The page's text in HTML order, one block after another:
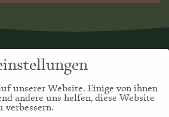
unserer Website. Einige von ihnen
andere uns helfen, diese Website
verbessern.